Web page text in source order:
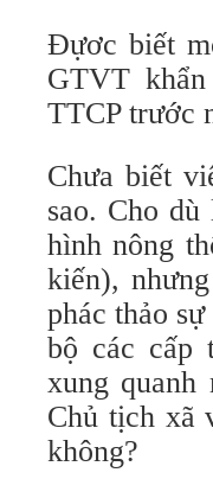
Đựơc biết
GTVT
TTCP trước
Chưa biết
sao. Cho
hình nông
kiến),
phác thảo
bộ các cấp
xung
Chủ tịch xã
không?